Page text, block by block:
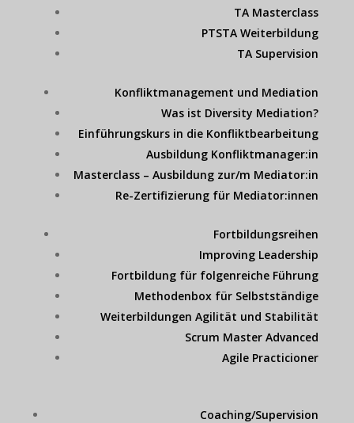
TA Masterclass
PTSTA Weiterbildung
TA Supervision
Konfliktmanagement und Mediation
Was ist Diversity Mediation?
Einführungskurs in die Konfliktbearbeitung
Ausbildung Konfliktmanager:in
Masterclass – Ausbildung zur/m Mediator:in
Re-Zertifizierung für Mediator:innen
Fortbildungsreihen
Improving Leadership
Fortbildung für folgenreiche Führung
Methodenbox für Selbstständige
Weiterbildungen Agilität und Stabilität
Scrum Master Advanced
Agile Practicioner
Coaching/Supervision